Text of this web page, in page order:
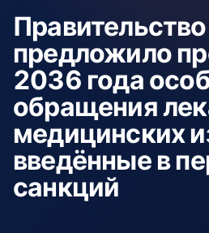
Правительство
предложило
2036 года
обращения
медицинских
введённые в
санкций